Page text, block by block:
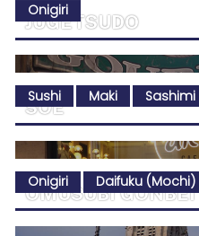
JUGETSUDO
SOÉ
OMUSUBI
Onigiri
Sushi Maki Sashimi
Onigiri Daifuku (Mochi)